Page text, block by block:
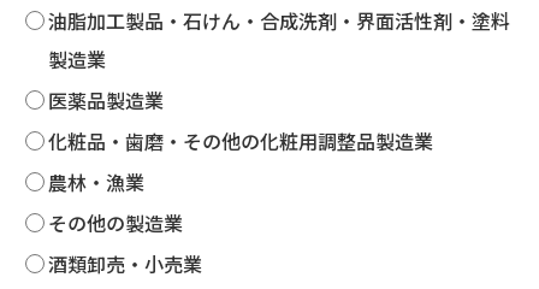
油脂加工製品・石けん・合成洗剤・界面活性剤・塗料
製造業
医薬品製造業
化粧品・歯磨・その他の化粧用調整品製造業
農林・漁業
その他の製造業
酒類卸売・小売業